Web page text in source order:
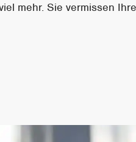
mehr. Sie vermissen